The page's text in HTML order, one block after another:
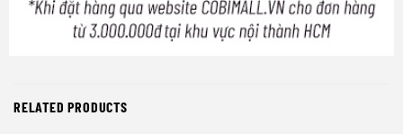
RELATED PRODUCTS